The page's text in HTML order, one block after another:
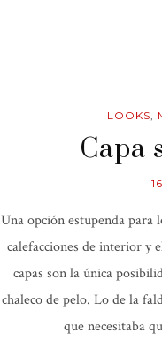
LOOKS,
Capa
Una opción estupenda para
calefacciones de interior y
capas son la única
chaleco de pelo. Lo de la
que necesitaba